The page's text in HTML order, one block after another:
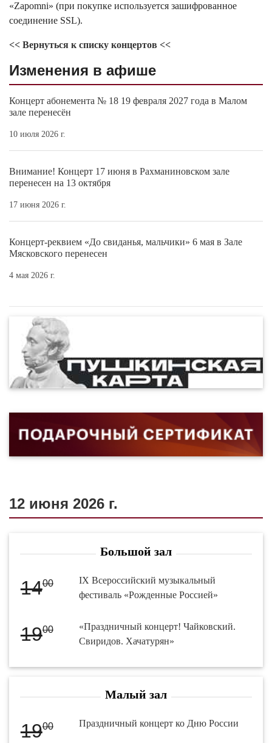
«Zapomni» (при покупке используется зашифрованное
соединение SSL).
<< Вернуться к списку концертов <<
Изменения в афише
Концерт абонемента № 18 19 февраля 2027 года в Малом
зале перенесён
10 июля 2026 г.
Внимание! Концерт 17 июня в Рахманиновском зале
перенесен на 13 октября
17 июня 2026 г.
Концерт-реквием «До свиданья, мальчики» 6 мая в Зале
Мясковского перенесен
4 мая 2026 г.
12 июня 2026 г.
Большой зал
1400
IX Всероссийский музыкальный
фестиваль «Рожденные Россией»
1900
«Праздничный концерт! Чайковский.
Свиридов. Хачатурян»
Малый зал
1900 Праздничный концерт ко Дню России